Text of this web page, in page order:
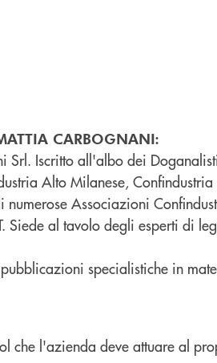
CARBOGNANI:
Srl. Iscritto all'albo dei
Alto Milanese,
numerose Associazioni
Siede al tavolo degli esperti di
specialistiche in
che l'azienda deve attuare al